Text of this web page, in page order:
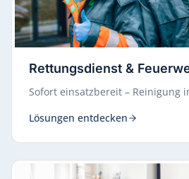
Rettungsdienst &
Sofort einsatzbereit – Reinigung
Lösungen entdecken